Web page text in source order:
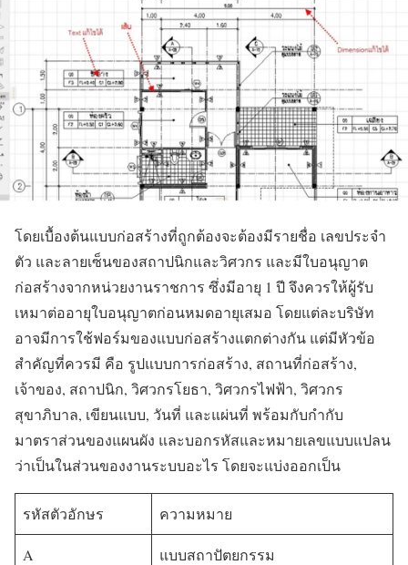
โดยเบื้องต้นแบบก่อสร้างที่ถูกต้องจะต้องมีรายชื่อ เลขประจำ
ตัว และลายเซ็นของสถาปนิกและวิศวกร และมีใบอนุญาต
ก่อสร้างจากหน่วยงานราชการ ซึ่งมีอายุ 1 ปี จึงควรให้ผู้รับ
เหมาต่ออายุใบอนุญาตก่อนหมดอายุเสมอ โดยแต่ละบริษัท
อาจมีการใช้ฟอร์มของแบบก่อสร้างแตกต่างกัน แต่มีหัวข้อ
สำคัญที่ควรมี คือ รูปแบบการก่อสร้าง, สถานที่ก่อสร้าง,
เจ้าของ, สถาปนิก, วิศวกรโยธา, วิศวกรไฟฟ้า, วิศวกร
สุขาภิบาล, เขียนแบบ, วันที่ และแผ่นที่ พร้อมกับกำกับ
มาตราส่วนของแผนผัง และบอกรหัสและหมายเลขแบบแปลน
ว่าเป็นในส่วนของงานระบบอะไร โดยจะแบ่งออกเป็น
รหัสตัวอักษร ความหมาย
A แบบสถาปัตยกรรม